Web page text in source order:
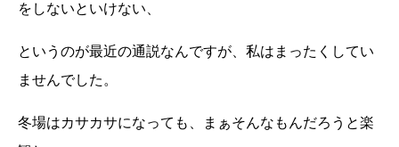
をしないといけない、
というのが最近の通説なんですが、私はまったくしてい
ませんでした。
冬場はカサカサになっても、まぁそんなもんだろうと楽